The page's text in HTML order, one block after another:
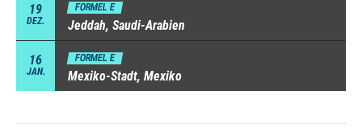
19
DEZ.
FORMEL E
Jeddah, Saudi-Arabien
16
JAN.
FORMEL E
Mexiko-Stadt, Mexiko